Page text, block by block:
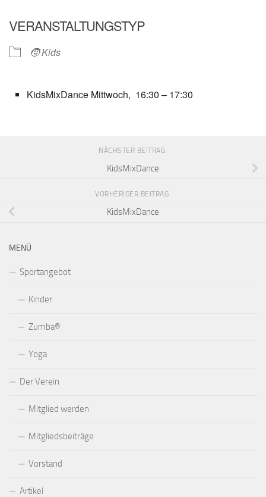
VERANSTALTUNGSTYP
🧒 Kids
KidsMixDance Mittwoch, 16:30 – 17:30
NÄCHSTER BEITRAG
KidsMixDance
VORHERIGER BEITRAG
KidsMixDance
MENÜ
Sportangebot
Kinder
Zumba®
Yoga
Der Verein
Mitglied werden
Mitgliedsbeiträge
Vorstand
Artikel